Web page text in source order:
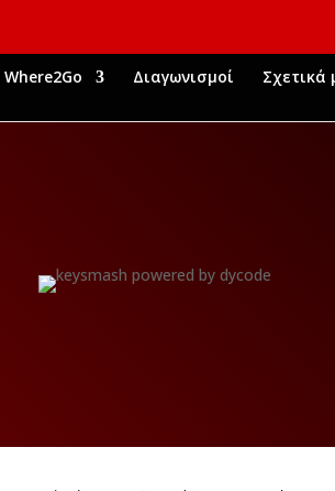
Where2Go Διαγωνισμοί Σχετικά